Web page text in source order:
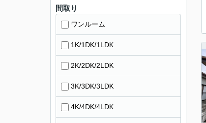
間取り
ワンルーム
1K/1DK/1LDK
2K/2DK/2LDK
3K/3DK/3LDK
4K/4DK/4LDK